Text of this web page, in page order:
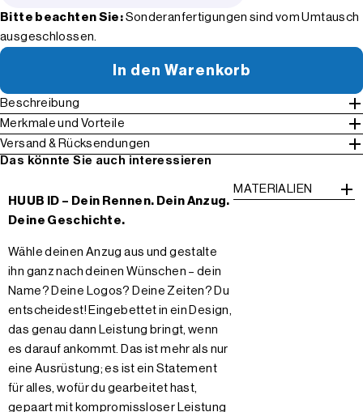
Bitte beachten Sie: Sonderanfertigungen sind vom Umtausch
ausgeschlossen.
In den Warenkorb
Beschreibung
Merkmale und Vorteile
Versand & Rücksendungen
Das könnte Sie auch interessieren
HUUB ID – Dein Rennen. Dein Anzug.
Deine Geschichte.
Wähle deinen Anzug aus und gestalte
ihn ganz nach deinen Wünschen – dein
Name? Deine Logos? Deine Zeiten? Du
entscheidest! Eingebettet in ein Design,
das genau dann Leistung bringt, wenn
es darauf ankommt. Das ist mehr als nur
eine Ausrüstung; es ist ein Statement
für alles, wofür du gearbeitet hast,
gepaart mit kompromissloser Leistung
MATERIALIEN